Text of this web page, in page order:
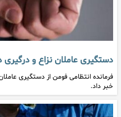
دستگیری عاملان نزاع و درگیری
فرمانده انتظامی فومن از دستگیری
خبر داد.